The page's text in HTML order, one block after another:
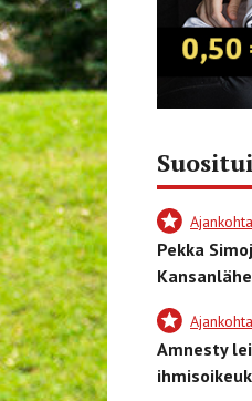
Pekka
Amnesty